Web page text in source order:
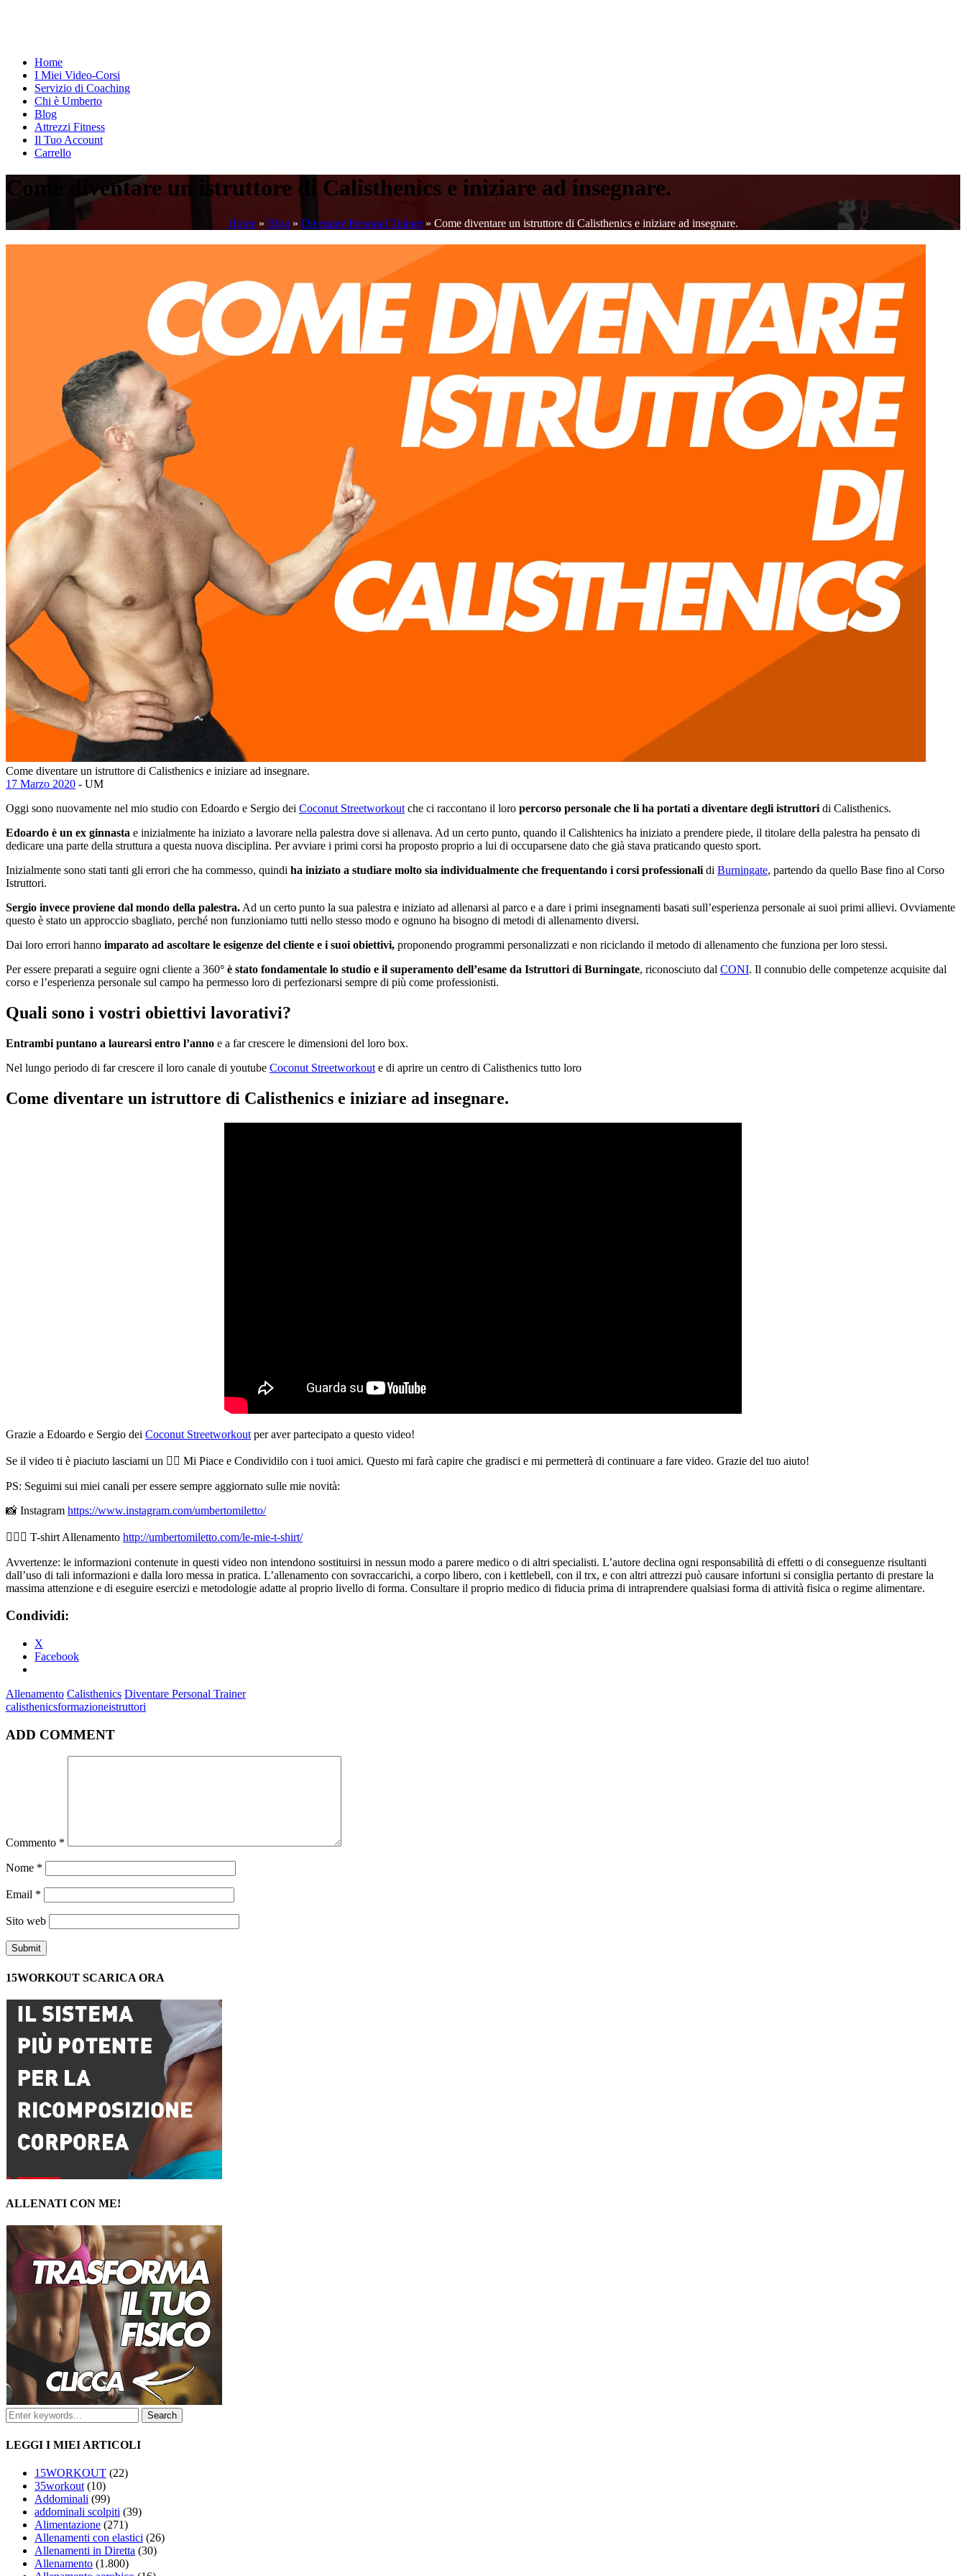
Home
I Miei Video-Corsi
Servizio di Coaching
Chi è Umberto
Blog
Attrezzi Fitness
Il Tuo Account
Carrello
Come diventare un istruttore di Calisthenics e iniziare ad insegnare.
Home » Blog » Diventare Personal Trainer» Come diventare un istruttore di Calisthenics e iniziare ad insegnare.
Come diventare un istruttore di Calisthenics e iniziare ad insegnare.
17 Marzo 2020 - UM
Oggi sono nuovamente nel mio studio con Edoardo e Sergio dei Coconut Streetworkout che ci raccontano il loro percorso personale che li ha portati a diventare degli istruttori di Calisthenics.
Edoardo è un ex ginnasta e inizialmente ha iniziato a lavorare nella palestra dove si allenava. Ad un certo punto, quando il Calishtenics ha iniziato a prendere piede, il titolare della palestra ha pensato di
dedicare una parte della struttura a questa nuova disciplina. Per avviare i primi corsi ha proposto proprio a lui di occuparsene dato che già stava praticando questo sport.
Inizialmente sono stati tanti gli errori che ha commesso, quindi ha iniziato a studiare molto sia individualmente che frequentando i corsi professionali di Burningate, partendo da quello Base fino al Corso
Istruttori.
Sergio invece proviene dal mondo della palestra. Ad un certo punto la sua palestra e iniziato ad allenarsi al parco e a dare i primi insegnamenti basati sull’esperienza personale ai suoi primi allievi. Ovviamente
questo è stato un approccio sbagliato, perché non funzioniamo tutti nello stesso modo e ognuno ha bisogno di metodi di allenamento diversi.
Dai loro errori hanno imparato ad ascoltare le esigenze del cliente e i suoi obiettivi, proponendo programmi personalizzati e non riciclando il metodo di allenamento che funziona per loro stessi.
Per essere preparati a seguire ogni cliente a 360° è stato fondamentale lo studio e il superamento dell’esame da Istruttori di Burningate, riconosciuto dal CONI. Il connubio delle competenze acquisite dal
corso e l’esperienza personale sul campo ha permesso loro di perfezionarsi sempre di più come professionisti.
Quali sono i vostri obiettivi lavorativi?
Entrambi puntano a laurearsi entro l’anno e a far crescere le dimensioni del loro box.
Nel lungo periodo di far crescere il loro canale di youtube Coconut Streetworkout e di aprire un centro di Calisthenics tutto loro
Come diventare un istruttore di Calisthenics e iniziare ad insegnare.
Grazie a Edoardo e Sergio dei Coconut Streetworkout per aver partecipato a questo video!
Se il video ti è piaciuto lasciami un 👍🏻 Mi Piace e Condividilo con i tuoi amici. Questo mi farà capire che gradisci e mi permetterà di continuare a fare video. Grazie del tuo aiuto!
PS: Seguimi sui miei canali per essere sempre aggiornato sulle mie novità:
📸 Instagram https://www.instagram.com/umbertomiletto/
🏋🏻‍♂️ T-shirt Allenamento http://umbertomiletto.com/le-mie-t-shirt/
Avvertenze: le informazioni contenute in questi video non intendono sostituirsi in nessun modo a parere medico o di altri specialisti. L’autore declina ogni responsabilità di effetti o di conseguenze risultanti
dall’uso di tali informazioni e dalla loro messa in pratica. L’allenamento con sovraccarichi, a corpo libero, con i kettlebell, con il trx, e con altri attrezzi può causare infortuni si consiglia pertanto di prestare la
massima attenzione e di eseguire esercizi e metodologie adatte al proprio livello di forma. Consultare il proprio medico di fiducia prima di intraprendere qualsiasi forma di attività fisica o regime alimentare.
Condividi:
X
Facebook
Allenamento Calisthenics Diventare Personal Trainer
calisthenicsformazioneistruttori
ADD COMMENT
Commento *
Nome *
Email *
Sito web
15WORKOUT SCARICA ORA
ALLENATI CON ME!
LEGGI I MIEI ARTICOLI
15WORKOUT (22)
35workout (10)
Addominali (99)
addominali scolpiti (39)
Alimentazione (271)
Allenamenti con elastici (26)
Allenamenti in Diretta (30)
Allenamento (1.800)